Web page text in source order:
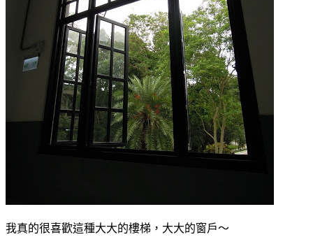
我真的很喜歡這種大大的樓梯，大大的窗戶～